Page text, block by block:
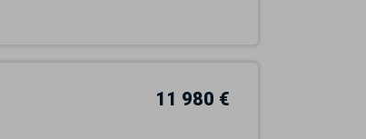
11 980 €